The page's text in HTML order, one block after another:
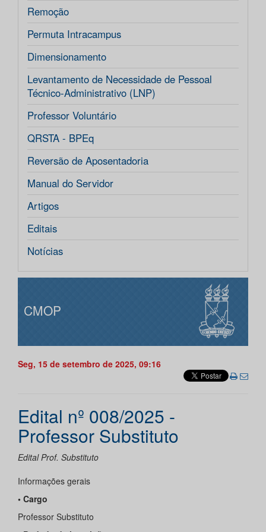
Remoção
Permuta Intracampus
Dimensionamento
Levantamento de Necessidade de Pessoal
Técnico-Administrativo (LNP)
Professor Voluntário
QRSTA - BPEq
Reversão de Aposentadoria
Manual do Servidor
Artigos
Editais
Notícias
CMOP
Seg, 15 de setembro de 2025, 09:16
Edital nº 008/2025 -
Professor Substituto
Edital Prof. Substituto
Informações gerais
• Cargo
Professor Substituto